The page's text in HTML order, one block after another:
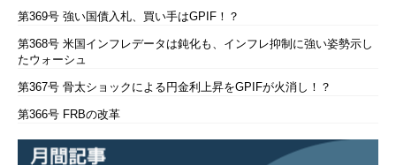
第369号 強い国債入札、買い手はGPIF！？
第368号 米国インフレデータは鈍化も、インフレ抑制に強い姿勢示し
たウォーシュ
第367号 骨太ショックによる円金利上昇をGPIFが火消し！？
第366号 FRBの改革